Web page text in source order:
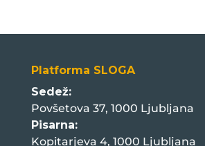
Platforma SLOGA
Sedež:
Povšetova 37, 1000 Ljubljana
Pisarna:
Kopitarjeva 4, 1000 Ljubljana